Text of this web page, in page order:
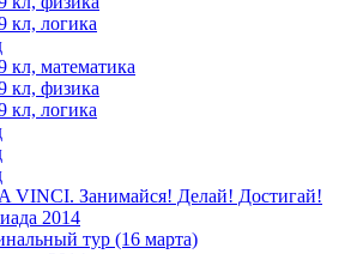
кл, логика
кл, математика
кл, физика
кл, логика
VINCI. Занимайся! Делай! Достигай!
2014
тур (16 марта)